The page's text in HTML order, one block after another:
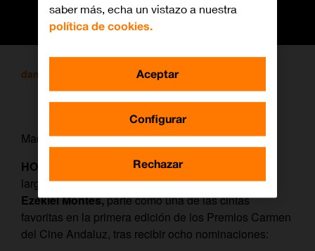
daniel / 16 diciembre, 2021
Madrid, 15 de diciembre de 2021.
HOMBRE MUERTO NO SABE VIVIR
largometraje como director del cineasta malagueño
Ezekiel Montes,parte como una de las cintas
favoritas en la primera edición de los Premios Carmen
del Cine Andaluz, tras recibir ocho nominaciones:
saber más, echa un vistazo a nuestra
política de cookies.
Configurar
Rechazar
Aceptar